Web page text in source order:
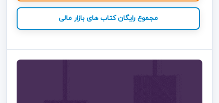
مجموع رایگان کتاب های بازار مالی